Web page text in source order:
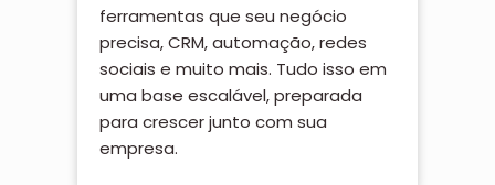
ferramentas que seu negócio
precisa, CRM, automação, redes
sociais e muito mais. Tudo isso em
uma base escalável, preparada
para crescer junto com sua
empresa.